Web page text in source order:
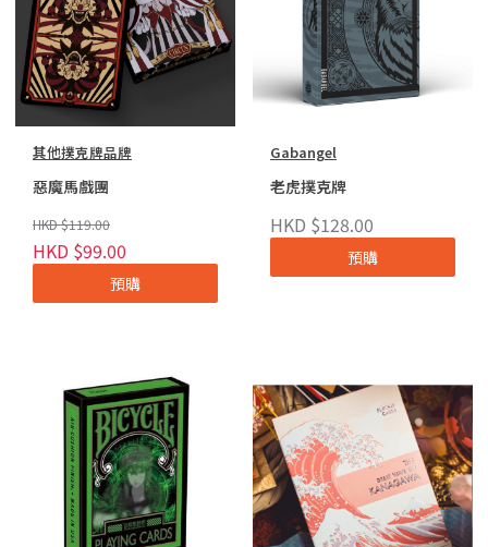
其他撲克牌品牌
惡魔馬戲團
HKD $119.00
HKD $99.00
預購
Gabangel
老虎撲克牌
HKD $128.00
預購